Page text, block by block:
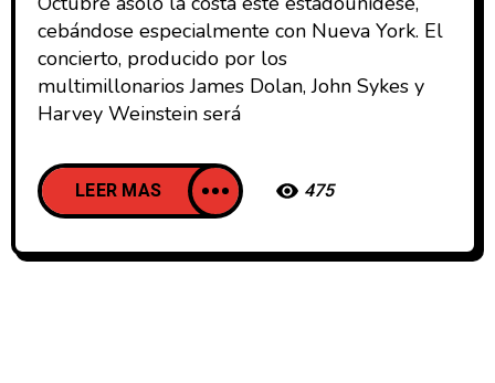
cebándose especialmente con Nueva York. El
concierto, producido por los
multimillonarios James Dolan, John Sykes y
Harvey Weinstein será
LEER MAS 475